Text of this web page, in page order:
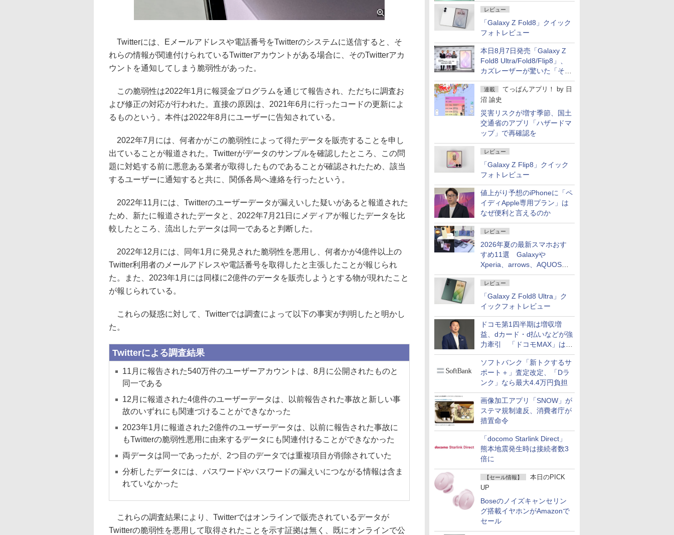
レビュー
「Galaxy Z Fold8」クイック
フォトレビュー
本日8月7日発売「Galaxy Z
Fold8 Ultra/Fold8/Flip8」、
カズレーザーが驚いた「そば
屋のメニュー並みの薄さ」
連載 てっぱんアプリ！ by 日
沼 諭史
災害リスクが増す季節、国土
交通省のアプリ「ハザードマ
ップ」で再確認を
レビュー
「Galaxy Z Flip8」クイック
フォトレビュー
値上がり予想のiPhoneに「ペ
イディApple専用プラン」は
なぜ便利と言えるのか
レビュー
2026年夏の最新スマホおす
すめ11選 Galaxyや
Xperia、arrows、AQUOSな
ど注目機種の特徴は
レビュー
「Galaxy Z Fold8 Ultra」ク
イックフォトレビュー
ドコモ第1四半期は増収増
益、dカード・d払いなどが強
力牽引 「ドコモMAX」は
400万契約突破
ソフトバンク「新トクするサ
ポート＋」査定改定、「Dラ
ンク」なら最大4.4万円負担
画像加工アプリ「SNOW」が
ステマ規制違反、消費者庁が
措置命令
「docomo Starlink Direct」
熊本地震発生時は接続者数3
倍に
【セール情報】
本日のPICK
UP
Boseのノイズキャンセリン
グ搭載イヤホンがAmazonで
セール
Twitterには、Eメールアドレスや電話番号をTwitterのシステムに送信すると、そ
れらの情報が関連付けられているTwitterアカウントがある場合に、そのTwitterアカ
ウントを通知してしまう脆弱性があった。
この脆弱性は2022年1月に報奨金プログラムを通じて報告され、ただちに調査お
よび修正の対応が行われた。直接の原因は、2021年6月に行ったコードの更新によ
るものという。本件は2022年8月にユーザーに告知されている。
2022年7月には、何者かがこの脆弱性によって得たデータを販売することを申し
出ていることが報道された。Twitterがデータのサンプルを確認したところ、この問
題に対処する前に悪意ある業者が取得したものであることが確認されたため、該当
するユーザーに通知すると共に、関係各局へ連絡を行ったという。
2022年11月には、Twitterのユーザーデータが漏えいした疑いがあると報道された
ため、新たに報道されたデータと、2022年7月21日にメディアが報じたデータを比
較したところ、流出したデータは同一であると判断した。
2022年12月には、同年1月に発見された脆弱性を悪用し、何者かが4億件以上の
Twitter利用者のメールアドレスや電話番号を取得したと主張したことが報じられ
た。また、2023年1月には同様に2億件のデータを販売しようとする物が現れたこと
が報じられている。
これらの疑惑に対して、Twitterでは調査によって以下の事実が判明したと明かし
た。
Twitterによる調査結果
11月に報告された540万件のユーザーアカウントは、8月に公開されたものと
同一である
12月に報道された4億件のユーザーデータは、以前報告された事故と新しい事
故のいずれにも関連づけることができなかった
2023年1月に報道された2億件のユーザーデータは、以前に報告された事故に
もTwitterの脆弱性悪用に由来するデータにも関連付けることができなかった
両データは同一であったが、2つ目のデータでは重複項目が削除されていた
分析したデータには、パスワードやパスワードの漏えいにつながる情報は含ま
れていなかった
これらの調査結果により、Twitterではオンラインで販売されているデータが
Twitterの脆弱性を悪用して取得されたことを示す証拠は無く、既にオンラインで公